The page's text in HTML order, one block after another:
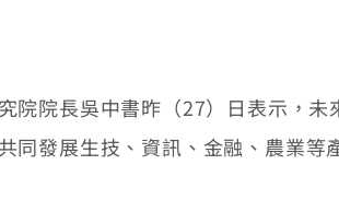
院長吳中書昨（27）日表示，未
同發展生技、資訊、金融、農業等